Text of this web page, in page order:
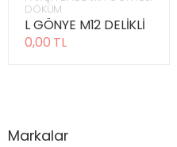
DÖKÜM
L GÖNYE M12 DELİKLİ
0,00 TL
Markalar